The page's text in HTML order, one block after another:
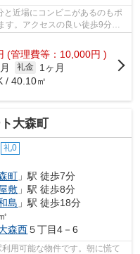
近場にコンビニがあるのもポ
す。アクセスの良い徒歩9分の
(管理費等：10,000円 )
礼金
1ヶ月
/ 40.10㎡
大森町
礼0
町 」駅 徒歩7分
敷 」駅 徒歩8分
島 」駅 徒歩18分
森西５丁目4－6
用可能な物件です。朝に慌て